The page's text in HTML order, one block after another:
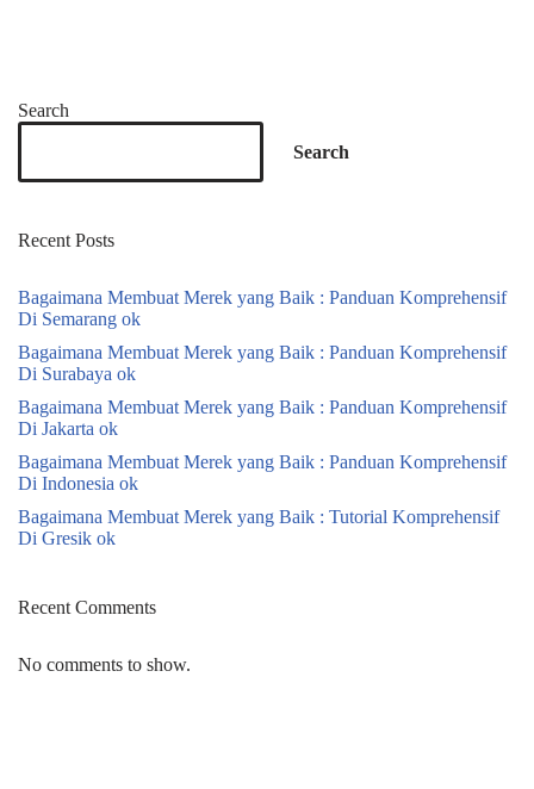
Search
Search
Recent Posts
Bagaimana Membuat Merek yang Baik : Panduan Komprehensif
Di Semarang ok
Bagaimana Membuat Merek yang Baik : Panduan Komprehensif
Di Surabaya ok
Bagaimana Membuat Merek yang Baik : Panduan Komprehensif
Di Jakarta ok
Bagaimana Membuat Merek yang Baik : Panduan Komprehensif
Di Indonesia ok
Bagaimana Membuat Merek yang Baik : Tutorial Komprehensif
Di Gresik ok
Recent Comments
No comments to show.